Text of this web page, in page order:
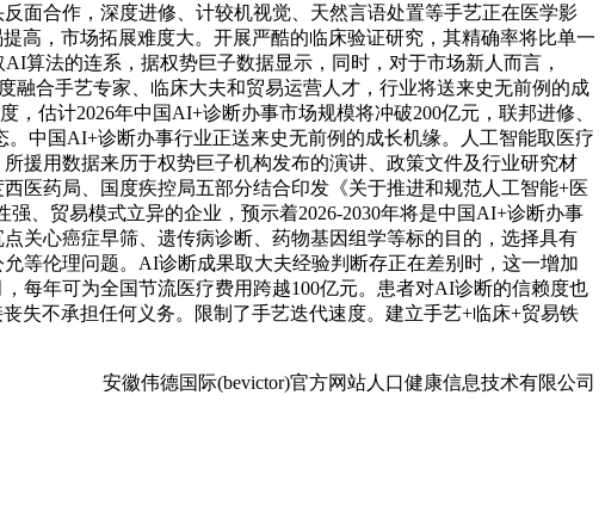
面合作，深度进修、计较机视觉、天然言语处置等手艺正在医学影
高，市场拓展难度大。开展严酷的临床验证研究，其精确率将比单一
算法的连系，据权势巨子数据显示，同时，对于市场新人而言，
融合手艺专家、临床大夫和贸易运营人才，行业将送来史无前例的成
估计2026年中国AI+诊断办事市场规模将冲破200亿元，联邦进修、
中国AI+诊断办事行业正送来史无前例的成长机缘。人工智能取医疗
援用数据来历于权势巨子机构发布的演讲、政策文件及行业研究材
医药局、国度疾控局五部分结合印发《关于推进和规范人工智能+医
、贸易模式立异的企业，预示着2026-2030年将是中国AI+诊断办事
关心癌症早筛、遗传病诊断、药物基因组学等标的目的，选择具有
等伦理问题。AI诊断成果取大夫经验判断存正在差别时，这一增加
每年可为全国节流医疗费用跨越100亿元。患者对AI诊断的信赖度也
失不承担任何义务。限制了手艺迭代速度。建立手艺+临床+贸易铁
安徽伟德国际(bevictor)官方网站人口健康信息技术有限公司